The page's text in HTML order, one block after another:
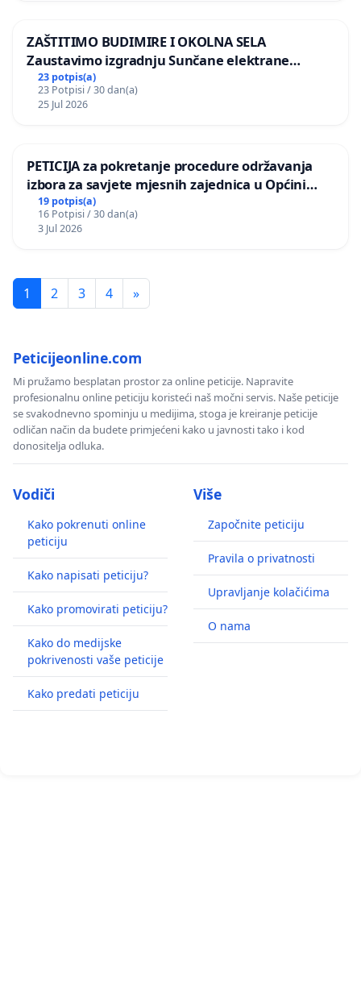
ZAŠTITIMO BUDIMIRE I OKOLNA SELA
Zaustavimo izgradnju Sunčane elektrane
Vedrine na području Ugljana
23 potpis(a)
23 Potpisi / 30 dan(a)
25 Jul 2026
PETICIJA za pokretanje procedure održavanja
izbora za savjete mjesnih zajednica u Općini
Bugojno
19 potpis(a)
16 Potpisi / 30 dan(a)
3 Jul 2026
1 2 3 4 »
Peticijeonline.com
Mi pružamo besplatan prostor za online peticije. Napravite
profesionalnu online peticiju koristeći naš močni servis. Naše peticije
se svakodnevno spominju u medijima, stoga je kreiranje peticije
odličan način da budete primjećeni kako u javnosti tako i kod
donositelja odluka.
Vodiči
Kako pokrenuti online
peticiju
Kako napisati peticiju?
Kako promovirati peticiju?
Kako do medijske
pokrivenosti vaše peticije
Kako predati peticiju
Više
Započnite peticiju
Pravila o privatnosti
Upravljanje kolačićima
O nama